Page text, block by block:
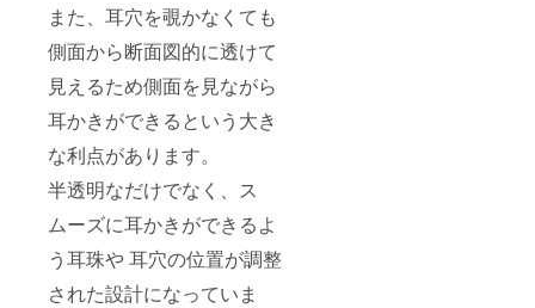
また、耳穴を覗かなくても
側面から断面図的に透けて
見えるため側面を見ながら
耳かきができるという大き
な利点があります。
半透明なだけでなく、ス
ムーズに耳かきができるよ
う耳珠や 耳穴の位置が調整
された設計になっていま